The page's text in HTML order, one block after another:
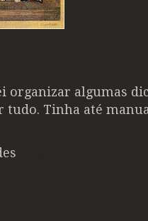
organizar algumas
tudo. Tinha até